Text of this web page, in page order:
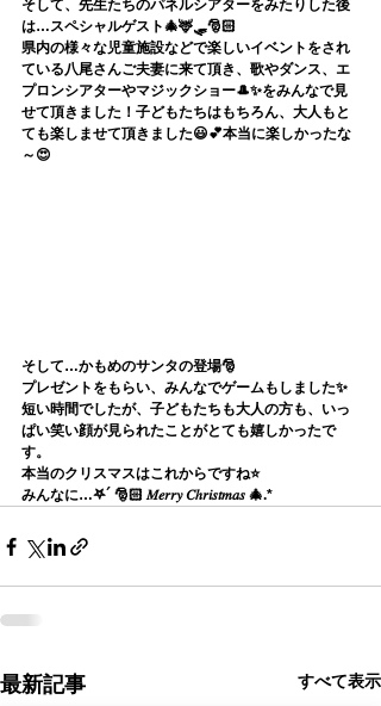
そして、先生たちのパネルシアターをみたりした後
は…スペシャルゲスト🎄🦌🛷🎅🏻
県内の様々な児童施設などで楽しいイベントをされ
ている八尾さんご夫妻に来て頂き、歌やダンス、エ
プロンシアターやマジックショー🎩✨をみんなで見
せて頂きました！子どもたちはもちろん、大人もと
ても楽しませて頂きました😃💕本当に楽しかったな
～😍
そして…かもめのサンタの登場🎅
プレゼントをもらい、みんなでゲームもしました✨
短い時間でしたが、子どもたちも大人の方も、いっ
ぱい笑い顔が見られたことがとても嬉しかったで
す。
本当のクリスマスはこれからですね⭐️
みんなに…𖤐´ 🎅🏻 𝑀𝑒𝑟𝑟𝑦 𝐶ℎ𝑟𝑖𝑠𝑡𝑚𝑎𝑠 🎄.*
最新記事 すべて表示